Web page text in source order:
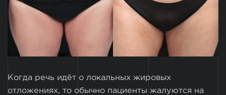
Когда речь идёт о локальных жировых
отложениях, то обычно пациенты жалуются на